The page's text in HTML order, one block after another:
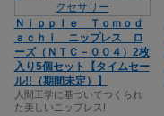
Ｎｉｐｐｌｅ Ｔｏｍｏｄ
ａｃｈｉ ニップレス ロ
ーズ（ＮＴＣ－００４）2枚
入り5個セット【タイムセー
ル!!（期間未定）】
人間工学に基づいてつくられ
た美しいニップレス!